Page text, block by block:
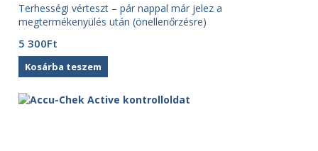
Terhességi vérteszt – pár nappal már jelez a
megtermékenyülés után (önellenőrzésre)
5 300Ft
Kosárba teszem